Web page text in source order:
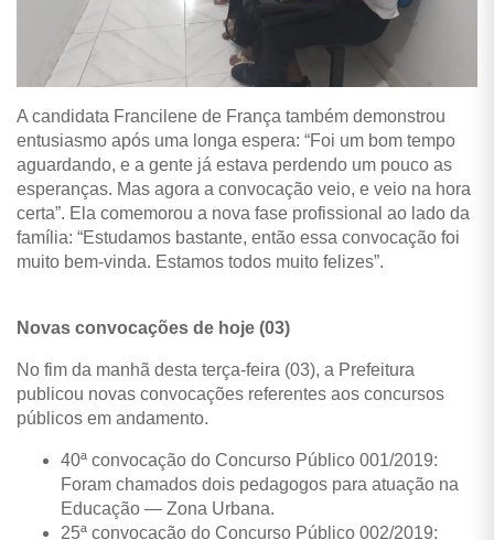
A candidata Francilene de França também demonstrou
entusiasmo após uma longa espera: “Foi um bom tempo
aguardando, e a gente já estava perdendo um pouco as
esperanças. Mas agora a convocação veio, e veio na hora
certa”. Ela comemorou a nova fase profissional ao lado da
família: “Estudamos bastante, então essa convocação foi
muito bem-vinda. Estamos todos muito felizes”.
Novas convocações de hoje (03)
No fim da manhã desta terça-feira (03), a Prefeitura
publicou novas convocações referentes aos concursos
públicos em andamento.
40ª convocação do Concurso Público 001/2019:
Foram chamados dois pedagogos para atuação na
Educação — Zona Urbana.
25ª convocação do Concurso Público 002/2019: